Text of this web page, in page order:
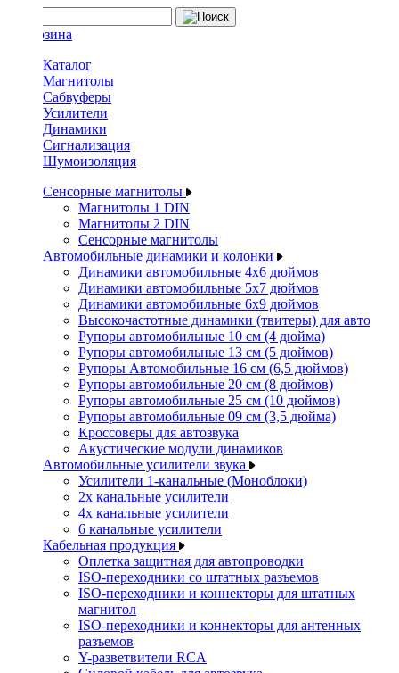
Каталог
Магнитолы
Сабвуферы
Усилители
Динамики
Сигнализация
Шумоизоляция
Сенсорные магнитолы
Магнитолы 1 DIN
Магнитолы 2 DIN
Сенсорные магнитолы
Автомобильные динамики и колонки
Динамики автомобильные 4x6 дюймов
Динамики автомобильные 5x7 дюймов
Динамики автомобильные 6x9 дюймов
Высокочастотные динамики (твитеры) для авто
Рупоры автомобильные 10 см (4 дюйма)
Рупоры автомобильные 13 см (5 дюймов)
Рупоры Автомобильные 16 см (6,5 дюймов)
Рупоры автомобильные 20 см (8 дюймов)
Рупоры автомобильные 25 см (10 дюймов)
Рупоры автомобильные 09 см (3,5 дюйма)
Кроссоверы для автозвука
Акустические модули динамиков
Автомобильные усилители звука
Усилители 1-канальные (Моноблоки)
2х канальные усилители
4х канальные усилители
6 канальные усилители
Кабельная продукция
Оплетка защитная для автопроводки
ISO-переходники со штатных разъемов
ISO-переходники и коннекторы для штатных
магнитол
ISO-переходники и коннекторы для антенных
разъемов
Y-разветвители RCA